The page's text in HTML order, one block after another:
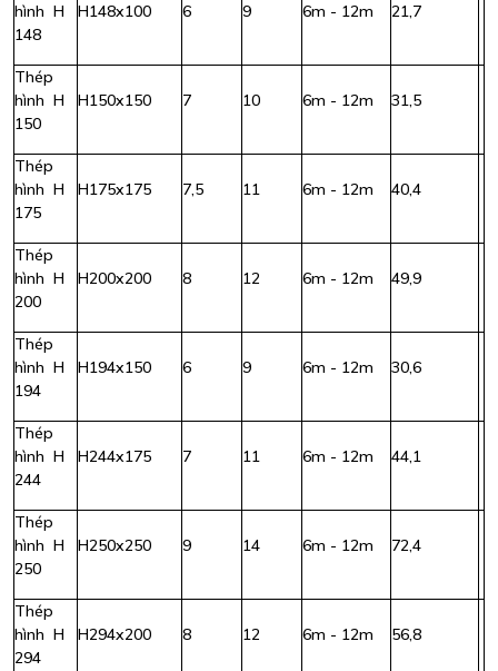
hình H
148
H148x100 6 9 6m - 12m 21,7
Thép
hình H
150
H150x150 7 10 6m - 12m 31,5
Thép
hình H
175
H175x175 7,5 11 6m - 12m 40,4
Thép
hình H
200
H200x200 8 12 6m - 12m 49,9
Thép
hình H
194
H194x150 6 9 6m - 12m 30,6
Thép
hình H
244
H244x175 7 11 6m - 12m 44,1
Thép
hình H
250
H250x250 9 14 6m - 12m 72,4
Thép
hình H
294
H294x200 8 12 6m - 12m 56,8